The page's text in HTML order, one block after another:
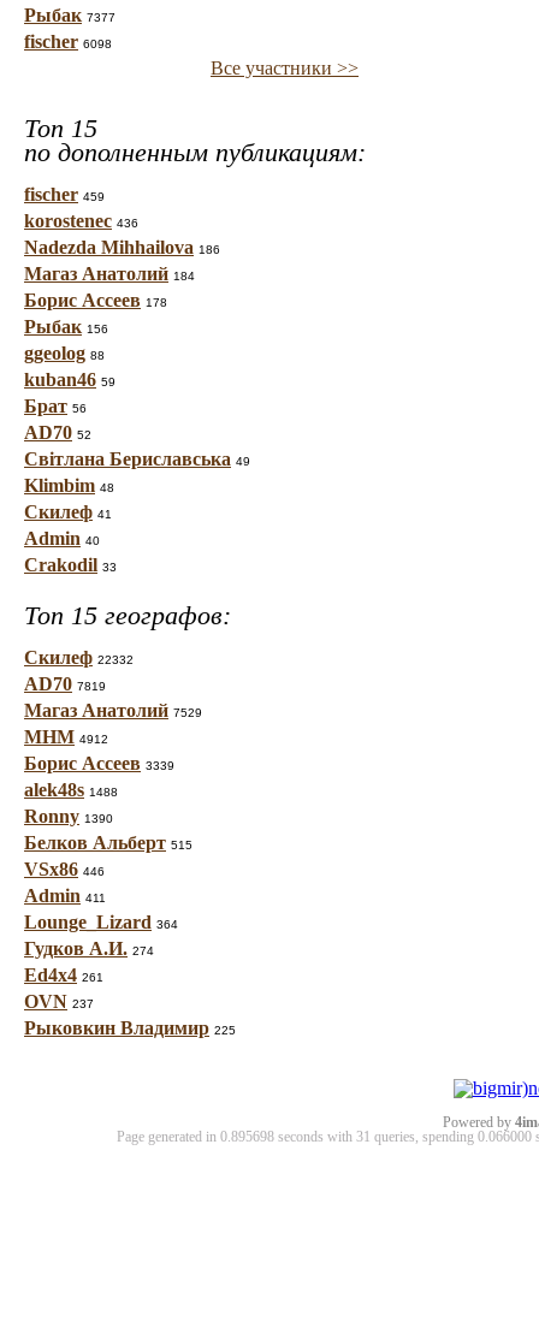
Рыбак 7377
fischer 6098
Все участники >>
Топ 15
по дополненным публикациям:
fischer 459
korostenec 436
Nadezda Mihhailova 186
Магаз Анатолий 184
Борис Ассеев 178
Рыбак 156
ggeolog 88
kuban46 59
Брат 56
AD70 52
Світлана Бериславська 49
Klimbim 48
Скилеф 41
Admin 40
Crakodil 33
Топ 15 географов:
Скилеф 22332
AD70 7819
Магаз Анатолий 7529
МНМ 4912
Борис Ассеев 3339
alek48s 1488
Ronny 1390
Белков Альберт 515
VSx86 446
Admin 411
Lounge_Lizard 364
Гудков А.И. 274
Ed4x4 261
OVN 237
Рыковкин Владимир 225
Powered by
Page generated in 0.895698 seconds with 31 queries, spending